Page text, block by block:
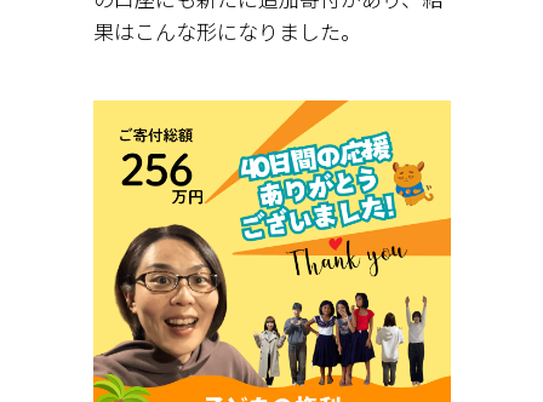
果はこんな形になりました。